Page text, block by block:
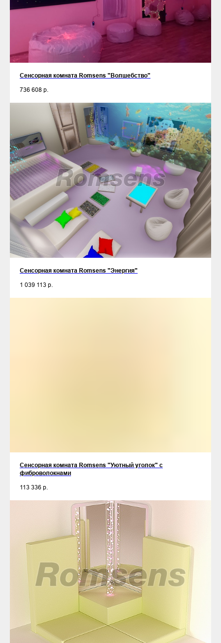
Сенсорная комната Romsens "Волшебство"
736 608 р.
Сенсорная комната Romsens "Энергия"
1 039 113 р.
Сенсорная комната Romsens "Уютный уголок" c
фиброволокнами
113 336 р.